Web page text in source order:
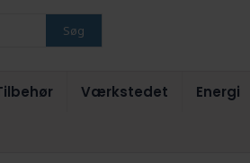
Søg
Værkstedet Energi